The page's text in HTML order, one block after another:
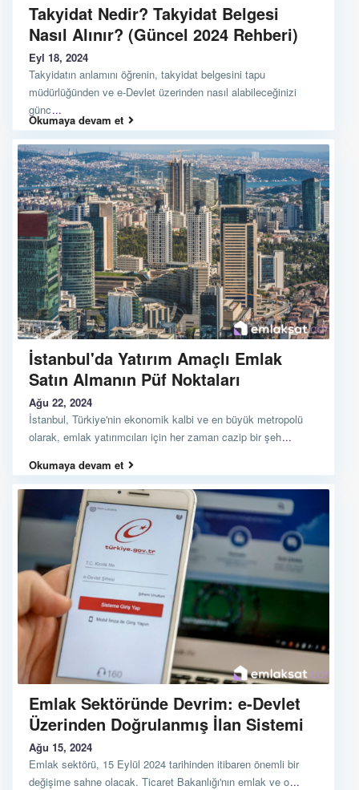
Takyidat Nedir? Takyidat Belgesi
Nasıl Alınır? (Güncel 2024 Rehberi)
Eyl 18, 2024
Takyidatın anlamını öğrenin, takyidat belgesini tapu
müdürlüğünden ve e-Devlet üzerinden nasıl alabileceğinizi
günc...
Okumaya devam et
İstanbul'da Yatırım Amaçlı Emlak
Satın Almanın Püf Noktaları
Ağu 22, 2024
İstanbul, Türkiye'nin ekonomik kalbi ve en büyük metropolü
olarak, emlak yatırımcıları için her zaman cazip bir şeh...
Okumaya devam et
Emlak Sektöründe Devrim: e-Devlet
Üzerinden Doğrulanmış İlan Sistemi
Ağu 15, 2024
Emlak sektörü, 15 Eylül 2024 tarihinden itibaren önemli bir
değişime sahne olacak. Ticaret Bakanlığı'nın emlak ve o...